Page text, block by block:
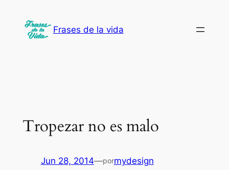
contenido
Frases de la vida
Tropezar no es malo
Jun 28, 2014—pormydesign